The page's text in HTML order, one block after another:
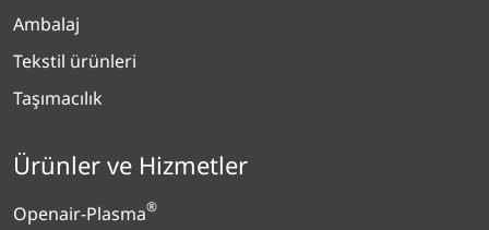
Ambalaj
Tekstil ürünleri
Taşımacılık
Ürünler ve Hizmetler
Openair-Plasma®